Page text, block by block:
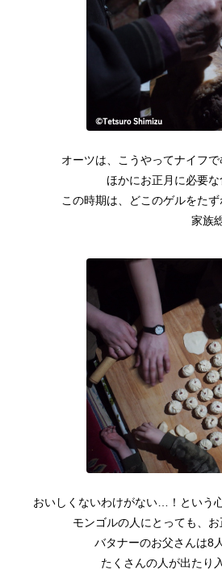
オーツは、こうやってナイフ
ほかにお正月に必要
この時期は、どこのゲルをた
家族
おいしくないわけがない…！という
モンゴルの人にとっても、
バタナーのお父さんは8
たくさんの人が出たり